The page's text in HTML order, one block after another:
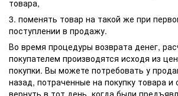
товара,
3. поменять товар на такой же при
поступлении в продажу.
Во время процедуры возврата денег,
покупателем производятся исходя из
покупки. Вы можете потребовать у
назад, потраченные на покупку товара
вернуть в тот день, когда были